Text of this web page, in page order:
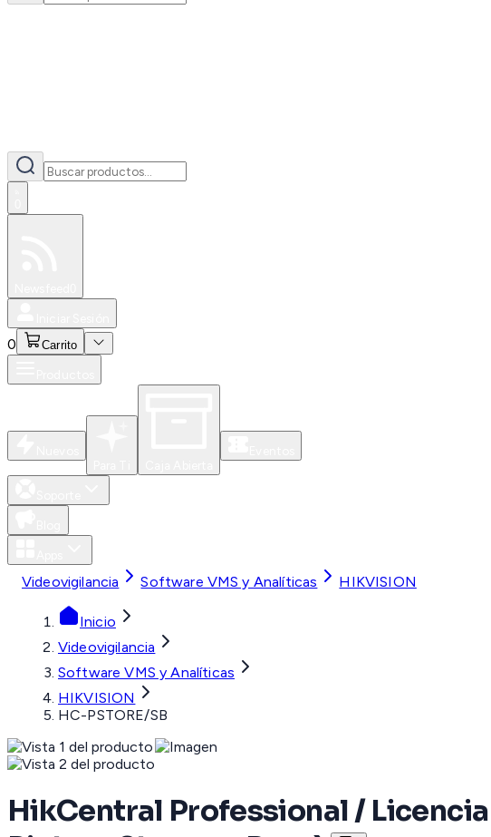
0 Carrito
Videovigilancia Software VMS y Analíticas HIKVISION
Inicio
Videovigilancia
Software VMS y Analíticas
HIKVISION
HC-PSTORE/SB
HikCentral Professional /